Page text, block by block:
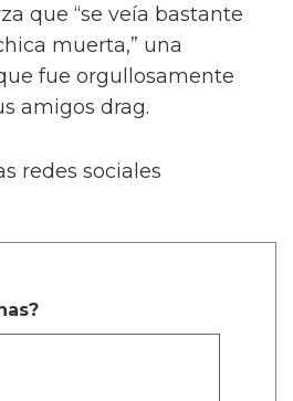
que “se veía bastante
muerta,” una
fue orgullosamente
amigos drag.
redes sociales